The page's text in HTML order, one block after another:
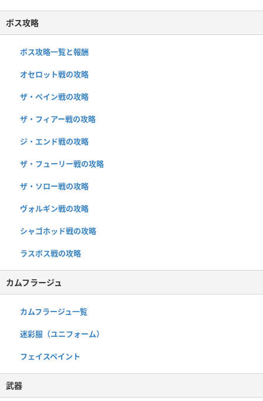
ボス攻略
ボス攻略一覧と報酬
オセロット戦の攻略
ザ・ペイン戦の攻略
ザ・フィアー戦の攻略
ジ・エンド戦の攻略
ザ・フューリー戦の攻略
ザ・ソロー戦の攻略
ヴォルギン戦の攻略
シャゴホッド戦の攻略
ラスボス戦の攻略
カムフラージュ
カムフラージュ一覧
迷彩服（ユニフォーム）
フェイスペイント
武器